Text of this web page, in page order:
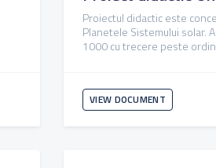
Proiectul didactic este
Planetele Sistemului solar.
1000 cu trecere peste ordin
VIEW DOCUMENT